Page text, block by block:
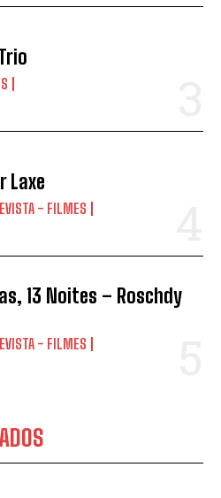
Laxe
- FILMES
13 Noites – Roschdy
- FILMES